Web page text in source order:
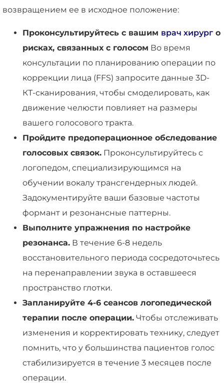
возвращением ее в исходное положение:
Проконсультируйтесь с вашим врач хирург о
рисках, связанных с голосом Во время
консультации по планированию операции по
коррекции лица (FFS) запросите данные 3D-
КТ-сканирования, чтобы смоделировать, как
движение челюсти повлияет на размеры
вашего голосового тракта.
Пройдите предоперационное обследование
голосовых связок. Проконсультируйтесь с
логопедом, специализирующимся на
обучении вокалу трансгендерных людей.
Задокументируйте ваши базовые частоты
формант и резонансные паттерны.
Выполните упражнения по настройке
резонанса. В течение 6-8 недель
восстановительного периода сосредоточьтесь
на перенаправлении звука в оставшееся
пространство глотки.
Запланируйте 4-6 сеансов логопедической
терапии после операции. Чтобы отслеживать
изменения и корректировать технику, следует
помнить, что у большинства пациентов голос
стабилизируется в течение 3 месяцев после
операции.